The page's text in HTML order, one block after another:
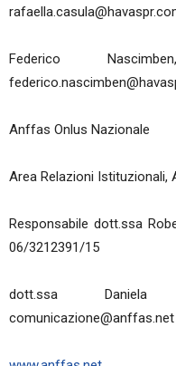
Federico
Anffas Onlus Nazionale
Area Relazioni Istituzionali,
Responsabile dott.ssa
06/3212391/15
dott.ssa Daniela
comunicazione@anffas.net